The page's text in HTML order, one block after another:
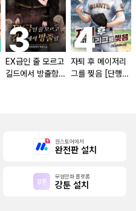
EX급인 줄 모르고
길드에서 방출함
자퇴 후 메이저리
그를 찢음 [단행
원스토어에서
완전판 설치
무협만화 플랫폼
강툰 설치